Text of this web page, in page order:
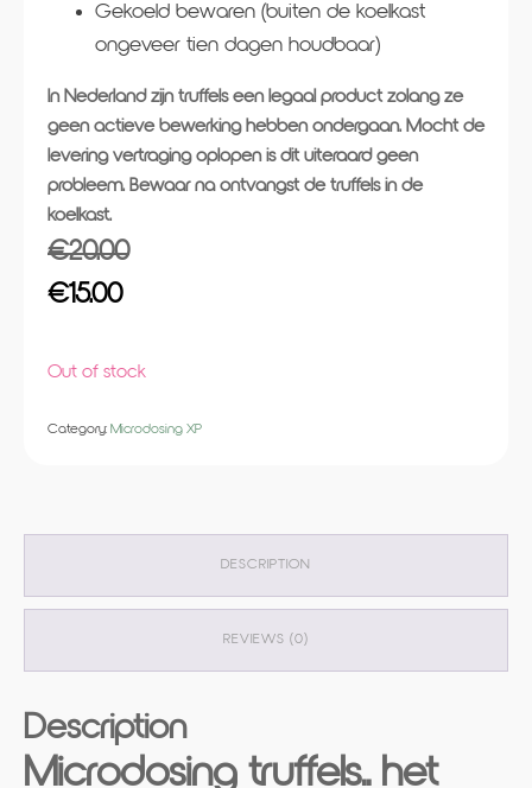
Gekoeld bewaren (buiten de koelkast
ongeveer tien dagen houdbaar)
In Nederland zijn truffels een legaal product zolang ze
geen actieve bewerking hebben ondergaan. Mocht de
levering vertraging oplopen is dit uiteraard geen
probleem. Bewaar na ontvangst de truffels in de
koelkast.
€20.00
Original
was:
€20.00.
€15.00Current
is:
€15.00.
Out of stock
Category: Microdosing XP
DESCRIPTION
REVIEWS (0)
Description
Microdosing truffels.. het